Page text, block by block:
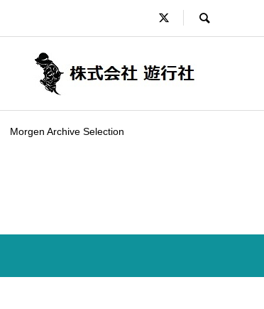
Morgen Archive Selection